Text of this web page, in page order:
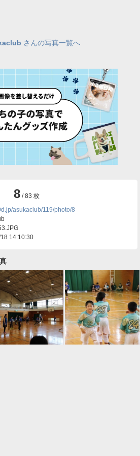
さんの写真一覧へ
8 / 83 枚
asukaclub/119/photo/8
14:10:30